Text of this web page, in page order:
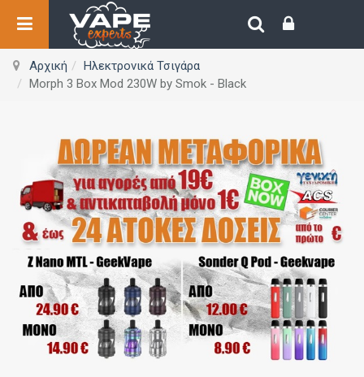
Αρχική
Ηλεκτρονικά Τσιγάρα
Morph 3 Box Mod 230W by Smok - Black